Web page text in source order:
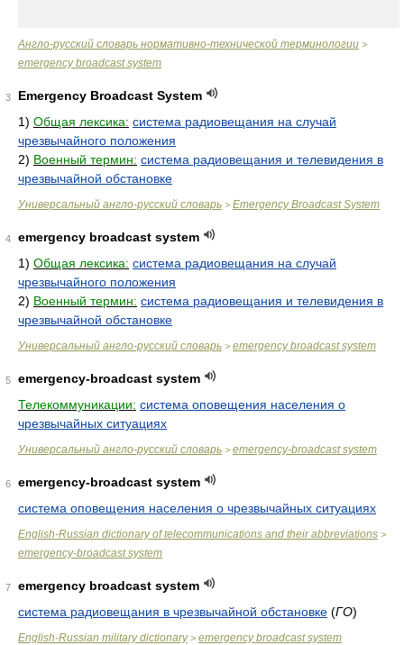
Англо-русский словарь нормативно-технической терминологии >
emergency broadcast system
3
Emergency Broadcast System
1) Общая лексика: система радиовещания на случай
чрезвычайного положения
2) Военный термин: система радиовещания и телевидения в
чрезвычайной обстановке
Универсальный англо-русский словарь > Emergency Broadcast System
4
emergency broadcast system
1) Общая лексика: система радиовещания на случай
чрезвычайного положения
2) Военный термин: система радиовещания и телевидения в
чрезвычайной обстановке
Универсальный англо-русский словарь > emergency broadcast system
5
emergency-broadcast system
Телекоммуникации: система оповещения населения о
чрезвычайных ситуациях
Универсальный англо-русский словарь > emergency-broadcast system
6
emergency-broadcast system
система оповещения населения о чрезвычайных ситуациях
English-Russian dictionary of telecommunications and their abbreviations >
emergency-broadcast system
7
emergency broadcast system
система радиовещания в чрезвычайной обстановке (ГО)
English-Russian military dictionary> emergency broadcast system